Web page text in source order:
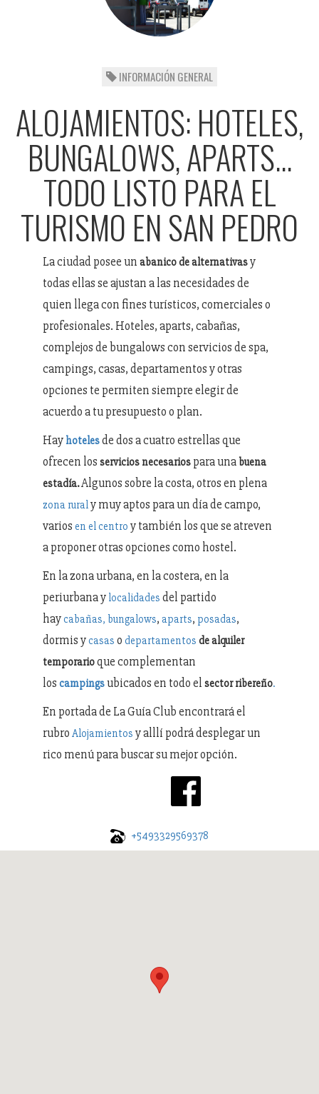
INFORMACIÓN GENERAL
ALOJAMIENTOS: HOTELES,
BUNGALOWS, APARTS...
TODO LISTO PARA EL
TURISMO EN SAN PEDRO
La ciudad posee un abanico de alternativasy
todas ellas se ajustan a las necesidades de
quien llega con fines turísticos, comerciales o
profesionales. Hoteles, aparts, cabañas,
complejos de bungalows con servicios de spa,
campings, casas, departamentos y otras
opciones te permiten siempre elegir de
acuerdo a tu presupuesto o plan.
Hay hotelesde dos a cuatro estrellas que
ofrecen los servicios necesarios para una buena
estadía.Algunos sobre la costa, otros en plena
zona rural y muy aptos para un día de campo,
varios en el centro y también los que se atreven
a proponer otras opciones como hostel.
En la zona urbana, en la costera, en la
periurbana y localidades del partido
haycabañas, bungalows, aparts, posadas,
dormis ycasas o departamentos de alquiler
temporarioque complementan
los campingsubicados en todo el sector ribereño.
En portada de La Guía Club encontrará el
rubro Alojamientos y alllí podrá desplegar un
rico menú para buscar su mejor opción.
+5493329569378